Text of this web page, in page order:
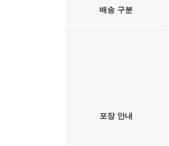
배송 구분
포장 안내